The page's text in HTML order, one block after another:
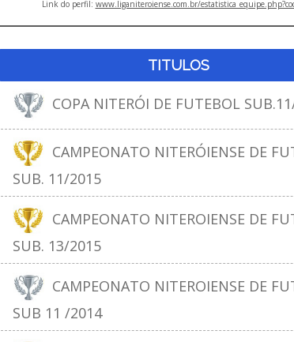
Link do perfil: www.liganiteroiense.com.br/
TITULOS
COPA NITERÓI DE FUTEBOL
CAMPEONATO NITERÓIENSE DE
SUB. 11/2015
CAMPEONATO NITEROIENSE DE
SUB. 13/2015
CAMPEONATO NITEROIENSE DE
SUB 11 /2014